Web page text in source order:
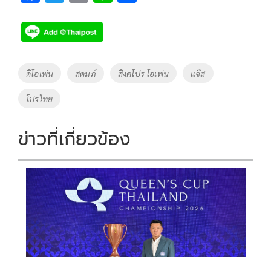
e
b
o
o
k
tt
er
p
y
Li
Tags
ดิโอเพ่น สดมภ์ สิงคโปร โอเพ่น แจ๊ส
โปรไทย
ข่าวที่เกี่ยวข้อง